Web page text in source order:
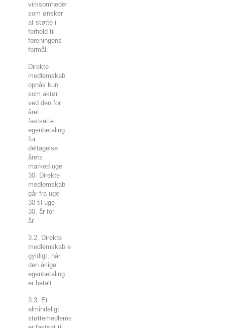
virksomheder
som ønsker
at støtte i
forhold til
foreningens
formål.
Direkte
medlemskab
opnås kun
som aktør
ved den for
året
fastsatte
egenbetaling
for
deltagelse
årets
marked uge
30. Direkte
medlemskab
går fra uge
30 til uge
30, år for
år.
3.2. Direkte
medlemskab er
gyldigt, når
den årlige
egenbetaling
er betalt.
3.3. Et
almindeligt
støttemedlemskab